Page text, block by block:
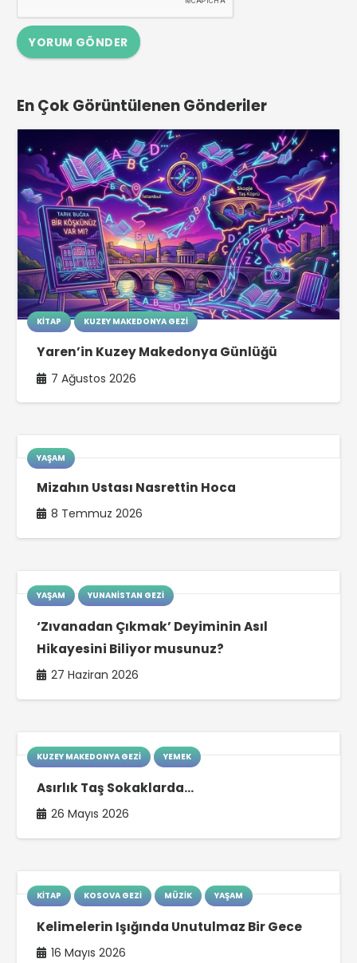
YORUM GÖNDER
En Çok Görüntülenen Gönderiler
KITAP KUZEY MAKEDONYA GEZI
Yaren’in Kuzey Makedonya Günlüğü
7 Ağustos 2026
YAŞAM
Mizahın Ustası Nasrettin Hoca
8 Temmuz 2026
YAŞAM YUNANISTAN GEZI
‘Zıvanadan Çıkmak’ Deyiminin Asıl
Hikayesini Biliyor musunuz?
27 Haziran 2026
KUZEY MAKEDONYA GEZI YEMEK
Asırlık Taş Sokaklarda…
26 Mayıs 2026
KITAP KOSOVA GEZI MÜZIK YAŞAM
Kelimelerin Işığında Unutulmaz Bir Gece
16 Mayıs 2026